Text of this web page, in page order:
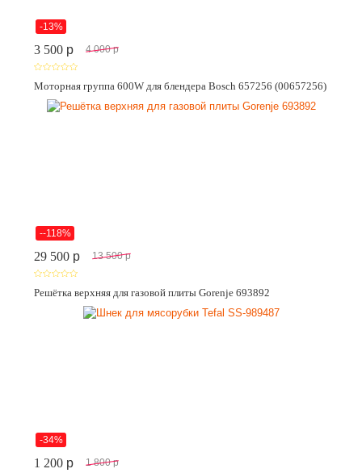
-13%
3 500 p 4 000 p
Моторная группа 600W для блендера Bosch 657256 (00657256)
--118%
29 500 p 13 500 p
Решётка верхняя для газовой плиты Gorenje 693892
-34%
1 200 p 1 800 p